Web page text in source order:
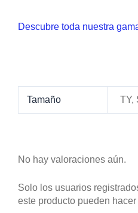
Descubre toda nuestra
Tamaño TY,
No hay valoraciones aún.
Solo los usuarios
este producto pueden